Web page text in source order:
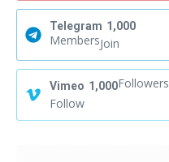
Telegram 1,000
MembersJoin
Vimeo 1,000Followers
Follow